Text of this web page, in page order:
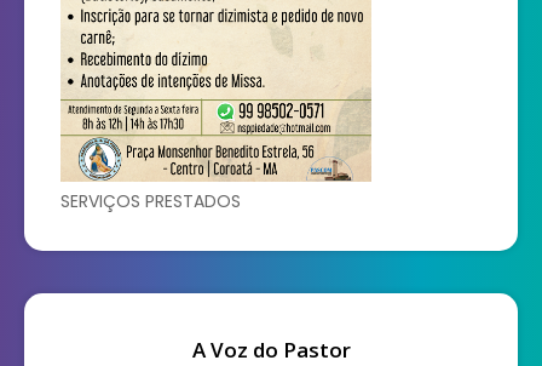
SERVIÇOS PRESTADOS
A Voz do Pastor